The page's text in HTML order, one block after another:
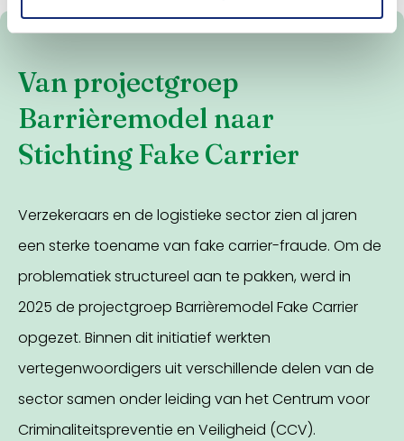
Van projectgroep
Barrièremodel naar
Stichting Fake Carrier
Verzekeraars en de logistieke sector zien al jaren
een sterke toename van fake carrier-fraude. Om de
problematiek structureel aan te pakken, werd in
2025 de projectgroep Barrièremodel Fake Carrier
opgezet. Binnen dit initiatief werkten
vertegenwoordigers uit verschillende delen van de
sector samen onder leiding van het Centrum voor
Criminaliteitspreventie en Veiligheid (CCV).